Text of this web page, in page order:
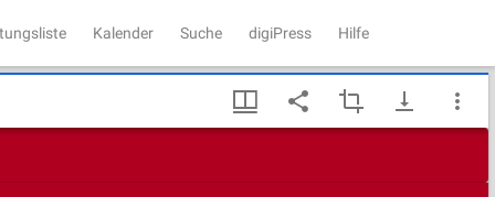
Kalender Suche digiPress Hilfe